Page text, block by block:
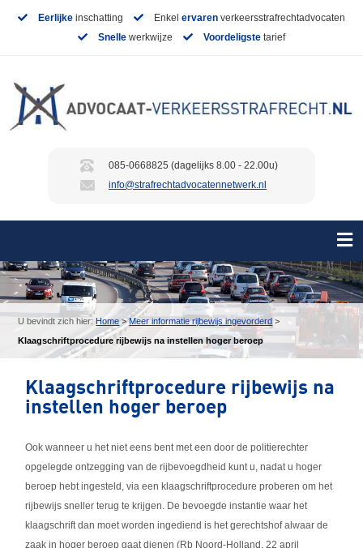
Eerlijke inschatting Enkel ervaren verkeersstrafrechtadvocaten
Snelle werkwijze Voordeligste tarief
085-0668825 (dagelijks 8.00 - 22.00u)
info@strafrechtadvocatennetwerk.nl
U bevindt zich hier:Home>Meer informatie rijbewijs ingevorderd >
Klaagschriftprocedure rijbewijs na instellen hoger beroep
Klaagschriftprocedure rijbewijs na
instellen hoger beroep
Ook wanneer u het niet eens bent met een door de politierechter
opgelegde ontzegging van de rijbevoegdheid kunt u, nadat u hoger
beroep hebt ingesteld, via een klaagschriftprocedure proberen om het
rijbewijs sneller terug te krijgen. De bevoegde instantie waar het
klaagschrift dan moet worden ingediend is het gerechtshof alwaar de
zaak in hoger beroep gaat dienen (Rb Noord-Holland, 22 april